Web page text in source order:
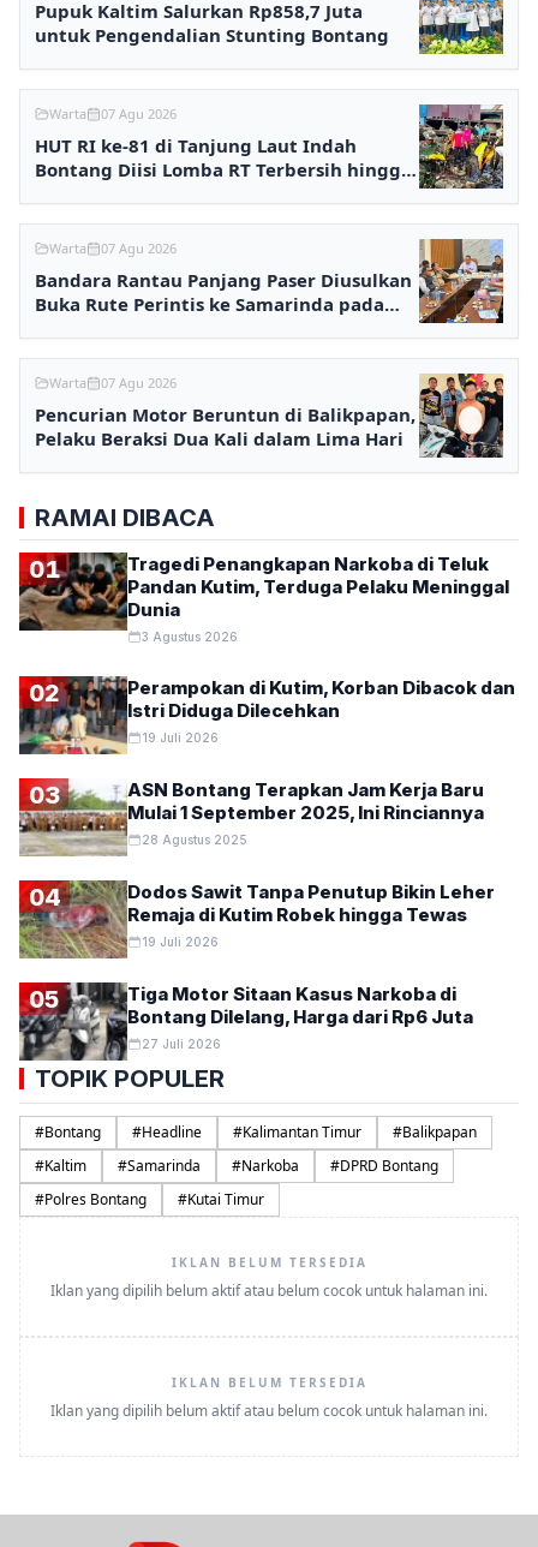
Pupuk Kaltim Salurkan Rp858,7 Juta
untuk Pengendalian Stunting Bontang
Warta 07 Agu 2026
HUT RI ke-81 di Tanjung Laut Indah
Bontang Diisi Lomba RT Terbersih hingga
Warta 07 Agu 2026
Bandara Rantau Panjang Paser Diusulkan
Buka Rute Perintis ke Samarinda pada
Warta 07 Agu 2026
Pencurian Motor Beruntun di Balikpapan,
Pelaku Beraksi Dua Kali dalam Lima Hari
RAMAI DIBACA
01
Tragedi Penangkapan Narkoba di Teluk
Pandan Kutim, Terduga Pelaku Meninggal
Dunia
3 Agustus 2026
02
Perampokan di Kutim, Korban Dibacok dan
Istri Diduga Dilecehkan
19 Juli 2026
03
ASN Bontang Terapkan Jam Kerja Baru
Mulai 1 September 2025, Ini Rinciannya
28 Agustus 2025
04
Dodos Sawit Tanpa Penutup Bikin Leher
Remaja di Kutim Robek hingga Tewas
19 Juli 2026
05
Tiga Motor Sitaan Kasus Narkoba di
Bontang Dilelang, Harga dari Rp6 Juta
27 Juli 2026
TOPIK POPULER
#Bontang #Headline #Kalimantan Timur #Balikpapan
#Kaltim #Samarinda #Narkoba #DPRD Bontang
#Polres Bontang #Kutai Timur
IKLAN BELUM TERSEDIA
Iklan yang dipilih belum aktif atau belum cocok untuk halaman ini.
IKLAN BELUM TERSEDIA
Iklan yang dipilih belum aktif atau belum cocok untuk halaman ini.